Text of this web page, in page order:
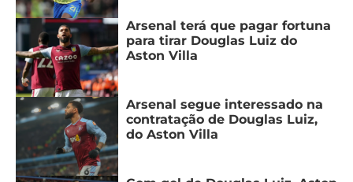
Arsenal terá que pagar fortuna
para tirar Douglas Luiz do
Aston Villa
Arsenal segue interessado na
contratação de Douglas Luiz,
do Aston Villa